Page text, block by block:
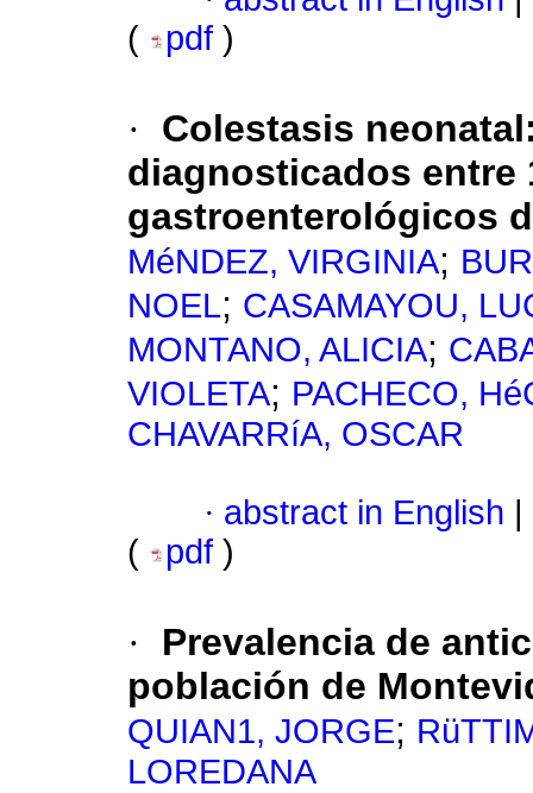
(
pdf )
·
Colestasis
diagnosticados entre
gastroenterológicos
MéNDEZ, VIRGINIA;
NOEL; CASAMAYOU,
MONTANO, ALICIA;
VIOLETA; PACHECO,
CHAVARRíA, OSCAR
· abstract in English
(
pdf )
·
Prevalencia de
población de
QUIAN1, JORGE;
LOREDANA